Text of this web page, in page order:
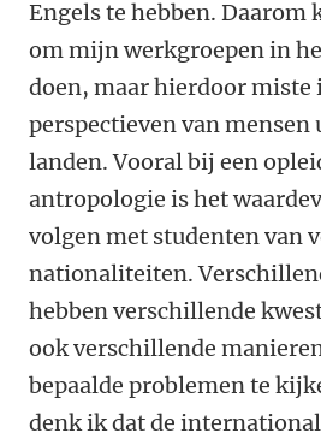
Engels te hebben. Daarom
om mijn werkgroepen in
doen, maar hierdoor miste
perspectieven van mensen
landen. Vooral bij een
antropologie is het
volgen met studenten van
nationaliteiten.
hebben verschillende
ook verschillende
bepaalde problemen te
denk ik dat de